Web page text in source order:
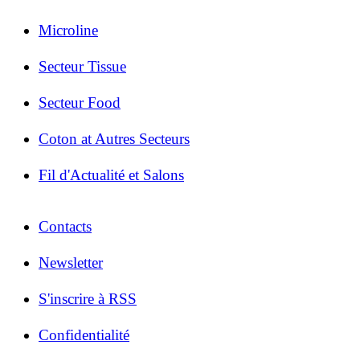
Microline
Secteur Tissue
Secteur Food
Coton at Autres Secteurs
Fil d'Actualité et Salons
Contacts
Newsletter
S'inscrire à RSS
Confidentialité